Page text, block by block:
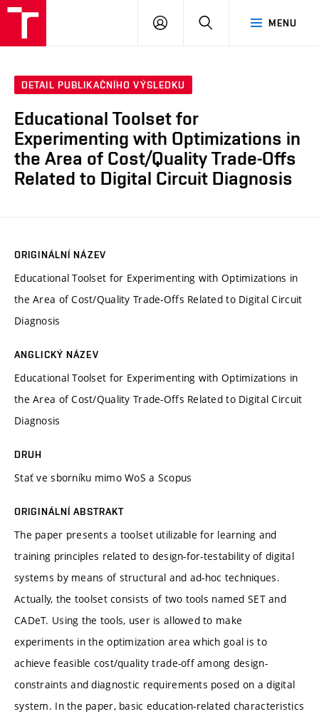
MENU
PŘIHLÁSIT
DETAIL PUBLIKAČNÍHO VÝSLEDKU
Educational Toolset for
Experimenting with Optimizations in
the Area of Cost/Quality Trade-Offs
Related to Digital Circuit Diagnosis
ORIGINÁLNÍ NÁZEV
Educational Toolset for Experimenting with Optimizations in
the Area of Cost/Quality Trade-Offs Related to Digital Circuit
Diagnosis
ANGLICKÝ NÁZEV
Educational Toolset for Experimenting with Optimizations in
the Area of Cost/Quality Trade-Offs Related to Digital Circuit
Diagnosis
DRUH
Stať ve sborníku mimo WoS a Scopus
ORIGINÁLNÍ ABSTRAKT
The paper presents a toolset utilizable for learning and
training principles related to design-for-testability of digital
systems by means of structural and ad-hoc techniques.
Actually, the toolset consists of two tools named SET and
CADeT. Using the tools, user is allowed to make
experiments in the optimization area which goal is to
achieve feasible cost/quality trade-off among design-
constraints and diagnostic requirements posed on a digital
system. In the paper, basic education-related characteristics